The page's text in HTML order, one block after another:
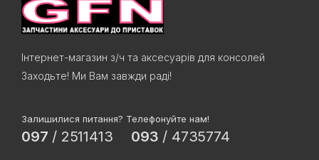
Інтернет-магазин з/ч та аксесуарів для консолей
Заходьте! Ми Вам завжди раді!
Залишилися питання? Телефонуйте нам!
097 / 2511413 093 / 4735774